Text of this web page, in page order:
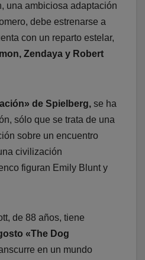
una ambiciosa adaptación
debe estrenarse a
con un reparto estelar,
Zendaya y Robert
de Spielberg, se ha
sólo que se trata de una
sobre un encuentro
civilización
figuran Emily Blunt y
de 88 años, tiene
«The Dog
en un mundo